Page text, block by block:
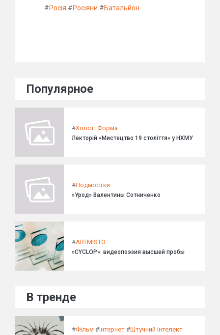
#Росія #Росіяни #Батальйон
Популярное
#Холст. Форма
Лекторій «Мистецтво 19 століття» у НХМУ
#Подмостки
»Урод» Валентины Сотниченко
#ARTMISTO
»CYCLOP»: видеопоэзия высшей пробы
В тренде
#Фільм #Інтернет #Штучний інтелект